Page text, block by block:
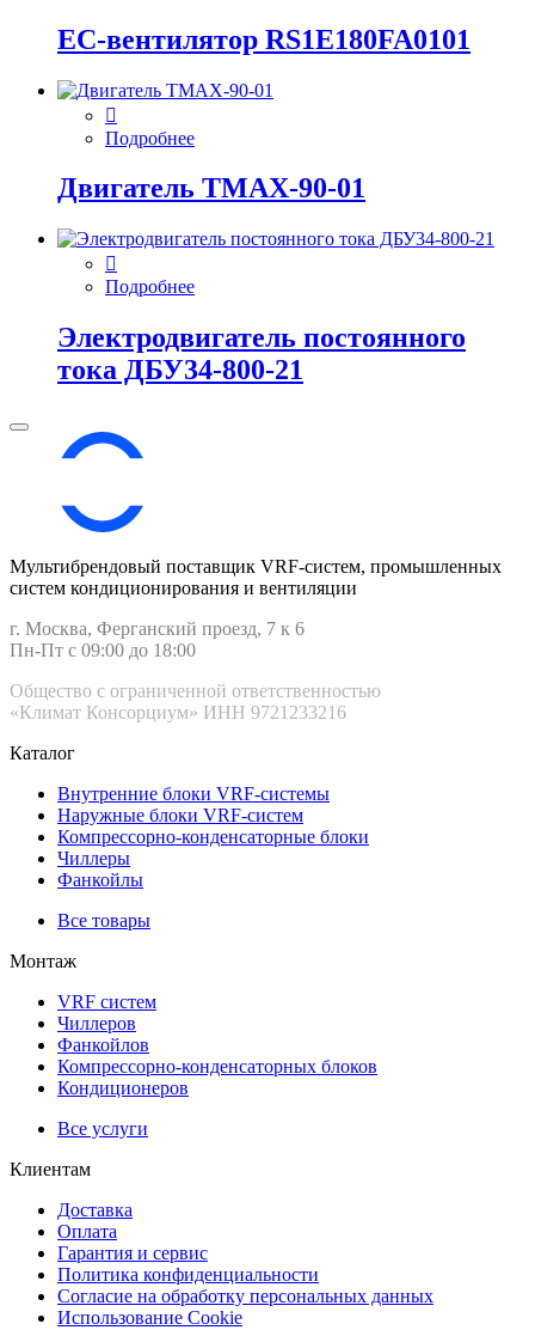
EC-вентилятор RS1E180FA0101
Подробнее
Двигатель ТМАХ-90-01
Подробнее
Электродвигатель постоянного
тока ДБУ34‑800‑21
Мультибрендовый поставщик VRF-cистем, промышленных
систем кондиционирования и вентиляции
г. Москва, Ферганский проезд, 7 к 6
Пн-Пт с 09:00 до 18:00
Общество с ограниченной ответственностью
«Климат Консорциум» ИНН 9721233216
Каталог
Внутренние блоки VRF-cистемы
Наружные блоки VRF-cистем
Компрессорно-конденсаторные блоки
Чиллеры
Фанкойлы
Все товары
Монтаж
VRF систем
Чиллеров
Фанкойлов
Компрессорно-конденсаторных блоков
Кондиционеров
Все услуги
Клиентам
Доставка
Оплата
Гарантия и сервис
Политика конфиденциальности
Согласие на обработку персональных данных
Использование Cookie